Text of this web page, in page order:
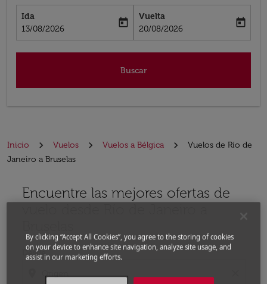
Ida
fc-booking-departure-date-aria-label
13/08/2026
today
Vuelta
fc-booking-return-date-aria-label
20/08/2026
today
Buscar
Inicio Vuelos Vuelos a Bélgica
Vuelos de Río de
Janeiro a Bruselas
Encuentre las mejores ofertas de
Desde
Por favor, intente actualizar su ruta (origen y / o
By clicking “Accept All Cookies”, you agree to the storing of cookies
on your device to enhance site navigation, analyze site usage, and
assist in our marketing efforts.